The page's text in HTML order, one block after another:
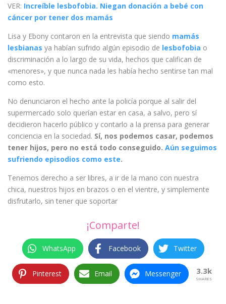
VER: Increíble lesbofobia. Niegan donación a bebé con
cáncer por tener dos mamás
Lisa y Ebony contaron en la entrevista que siendo mamás
lesbianas ya habían sufrido algún episodio de lesbofobia o
discriminación a lo largo de su vida, hechos que califican de
«menores», y que nunca nada les había hecho sentirse tan mal
como esto.
No denunciaron el hecho ante la policía porque al salir del
supermercado solo querían estar en casa, a salvo, pero sí
decidieron hacerlo público y contarlo a la prensa para generar
conciencia en la sociedad. Sí, nos podemos casar, podemos
tener hijos, pero no está todo conseguido. Aún seguimos
sufriendo episodios como este.
Tenemos derecho a ser libres, a ir de la mano con nuestra
chica, nuestros hijos en brazos o en el vientre, y simplemente
disfrutarlo, sin tener que soportar
¡Comparte!
WhatsApp Facebook Twitter
Pinterest Email Messenger 3.3k
SHARES